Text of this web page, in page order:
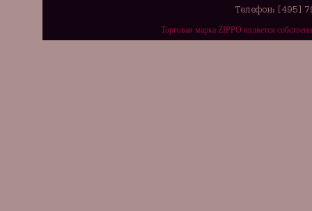
Торговая марка ZIPPO является